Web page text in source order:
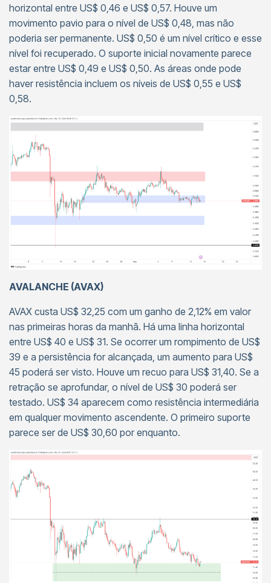
horizontal entre US$ 0,46 e US$ 0,57. Houve um
movimento pavio para o nível de US$ 0,48, mas não
poderia ser permanente. US$ 0,50 é um nível crítico e esse
nível foi recuperado. O suporte inicial novamente parece
estar entre US$ 0,49 e US$ 0,50. As áreas onde pode
haver resistência incluem os níveis de US$ 0,55 e US$
0,58.
AVALANCHE (AVAX)
AVAX custa US$ 32,25 com um ganho de 2,12% em valor
nas primeiras horas da manhã. Há uma linha horizontal
entre US$ 40 e US$ 31. Se ocorrer um rompimento de US$
39 e a persistência for alcançada, um aumento para US$
45 poderá ser visto. Houve um recuo para US$ 31,40. Se a
retração se aprofundar, o nível de US$ 30 poderá ser
testado. US$ 34 aparecem como resistência intermediária
em qualquer movimento ascendente. O primeiro suporte
parece ser de US$ 30,60 por enquanto.